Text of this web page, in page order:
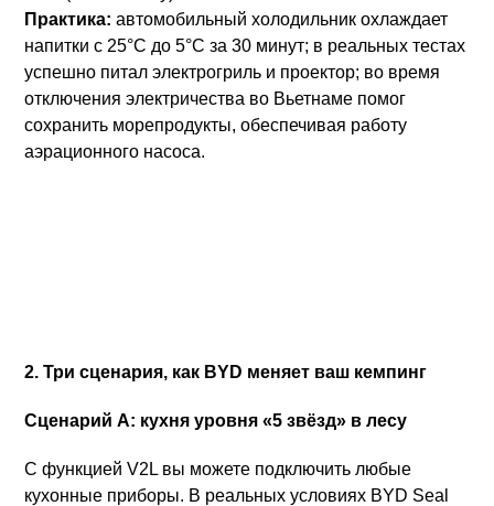
Практика:автомобильный холодильник охлаждает
напитки с 25°C до 5°C за 30 минут; в реальных тестах
успешно питал электрогриль и проектор; во время
отключения электричества во Вьетнаме помог
сохранить морепродукты, обеспечивая работу
аэрационного насоса.
2. Три сценария, как BYD меняет ваш кемпинг
Сценарий A: кухня уровня «5 звёзд» в лесу
С функцией V2L вы можете подключить любые
кухонные приборы. В реальных условиях BYD Seal